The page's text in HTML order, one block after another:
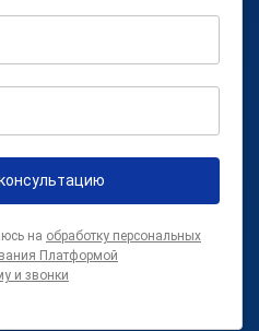
на обработку персональных
Платформой
и звонки